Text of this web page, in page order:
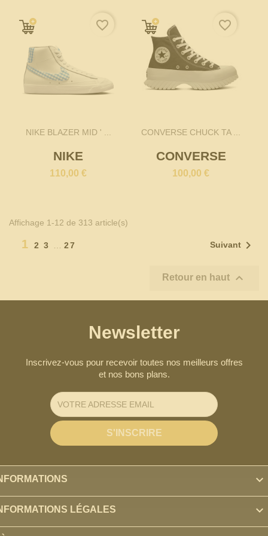
NIKE BLAZER MID ' ...
NIKE
110,00 €
favorite_border
CONVERSE CHUCK TA ...
CONVERSE
100,00 €
favorite_border
Affichage 1-12 de 313 article(s)
1 2 3 … 27 Suivant 
Retour en haut 
Newsletter
Inscrivez-vous pour recevoir toutes nos meilleurs offres
et nos bons plans.

LÉGALES 